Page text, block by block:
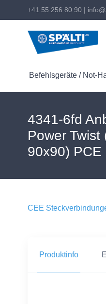
+41 55 256 80 90 |
Befehlsgeräte / Not-
4341-6fd
Power
90x90) PCE
CEE
Produktinfo